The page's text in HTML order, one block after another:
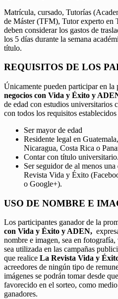
Matrícula, cursado, Tutorías
de Máster (TFM), Tutor experto en
deben considerar los gastos de
los 5 días durante la semana
título.
REQUISITOS DE LOS
Únicamente pueden participar en la
negocios con Vida y Éxito y
de edad con estudios universitarios
con todos los requisitos
Ser mayor de edad
Residente legal en
Nicaragua, Costa Rica o
Contar con título universitario.
Ser seguidor de al menos una
Revista Vida y Éxito
o Google+).
USO DE NOMBRE E
Los participantes ganador de la
con Vida y Éxito y ADEN,
nombre e imagen, sea en
sea utilizada en las campañas
que realice La Revista Vida y
acreedores de ningún tipo de
imágenes se podrán tomar desde
favorecido en el sorteo, como
ganadores.